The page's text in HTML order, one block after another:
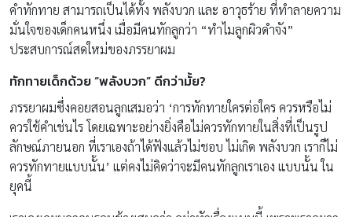
คำทักทาย สามารถเป็นได้ทั้ง พลังบวก และ อาวุธร้าย ที่ทำลายความ
มั่นใจของเด็กคนหนึ่ง เมื่อมีคนทักลูกว่า “ทำไมลูกผิวดำจัง”
ประสบการณ์สดใหม่ของภรรยาผม
ทักทายเด็กด้วย “พลังบวก” ดีกว่ามั้ย?
ภรรยาผมซึ่งคอยสอนลูกเสมอว่า ‘การทักทายใครต่อใคร ควรหรือไม่
ควรใช้คำเช่นไร โดยเฉพาะอย่างยิ่งคือไม่ควรทักทายในสิ่งที่เป็นรูป
ลักษณ์ภายนอก ที่เราเองถ้าได้ฟังแล้วไม่ชอบ ไม่เกิด พลังบวก เราก็ไม่
ควรทักทายแบบนั้น’ แต่คงไม่คิดว่าจะมีคนทักลูกเราเอง แบบนั้น ใน
ยุคนี้